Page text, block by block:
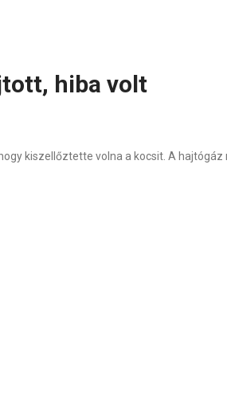
hiba volt
kiszellőztette volna a kocsit. A